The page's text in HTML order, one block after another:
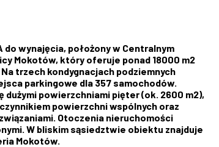
wynajęcia, położony w Centralnym
Mokotów, który oferuje ponad 18000 m2
trzech kondygnacjach podziemnych
parkingowe dla 357 samochodów.
dużymi powierzchniami pięter (ok. 2600 m2),
powierzchni wspólnych oraz
Otoczenia nieruchomości
W bliskim sąsiedztwie obiektu znajduje
Mokotów.